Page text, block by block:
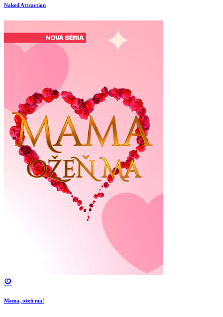
Naked Attraction
Mama, ožeň ma!